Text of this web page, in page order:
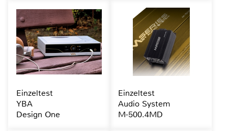
Einzeltest
YBA
Design One
Einzeltest
Audio System
M-500.4MD